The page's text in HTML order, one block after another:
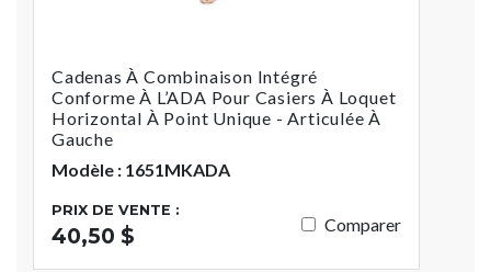
Cadenas À Combinaison Intégré
Conforme À L’ADA Pour Casiers À Loquet
Horizontal À Point Unique - Articulée À
Gauche
Modèle : 1651MKADA
PRIX DE VENTE :
40,50 $ Comparer